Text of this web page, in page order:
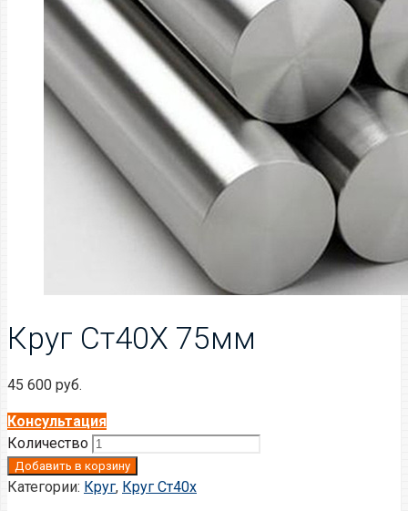
Круг Ст40Х 75мм
45 600 руб.
Консультация
Количество
Добавить в корзину
Категории: Круг, Круг Ст40х